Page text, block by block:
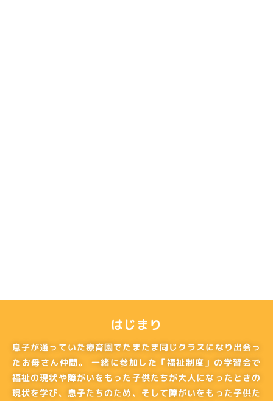
はじまり
息子が通っていた療育園でたまたま同じクラスになり出会っ
たお母さん仲間。 一緒に参加した「福祉制度」の学習会で
福祉の現状や障がいをもった子供たちが大人になったときの
現状を学び、息子たちのため、そして障がいをもった子供た